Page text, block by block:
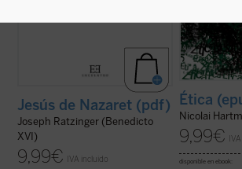
Jesús de Nazaret (pdf)
Joseph Ratzinger (Benedicto
XVI)
9,99€ IVA incluido
Ética
Nicolai
9,99€
disponible en ebook: